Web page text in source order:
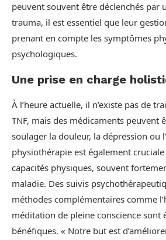
peuvent souvent être déclenchés par
trauma, il est essentiel que leur
prenant en compte les symptômes
psychologiques.
Une prise en charge
À l’heure actuelle, il n’existe pas de
TNF, mais des médicaments peuvent
soulager la douleur, la dépression ou
physiothérapie est également
capacités physiques, souvent
maladie. Des suivis
méthodes complémentaires comme
méditation de pleine conscience sont
bénéfiques. « Notre but est